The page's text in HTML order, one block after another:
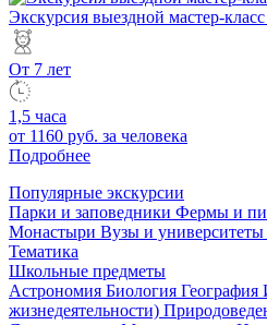
Экскурсия выездной мастер-
От 7 лет
1,5 часа
от 1160 руб. за человека
Подробнее
Популярные экскурсии
Парки и заповедники Фермы и
Монастыри Вузы и университеты
Тематика
Школьные предметы
Астрономия Биология География
жизнедеятельности)